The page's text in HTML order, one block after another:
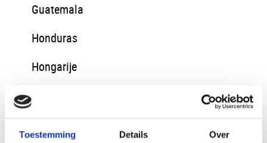
Toestemming Details Over
Guatemala
Honduras
Hongarije
IJsland
India